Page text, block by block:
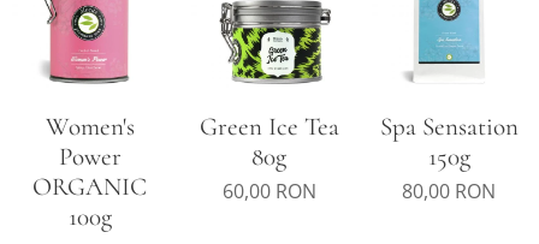
Women's
Power
ORGANIC
100g
Green Ice Tea
80g
60,00RON
Spa Sensation
150g
80,00 RON